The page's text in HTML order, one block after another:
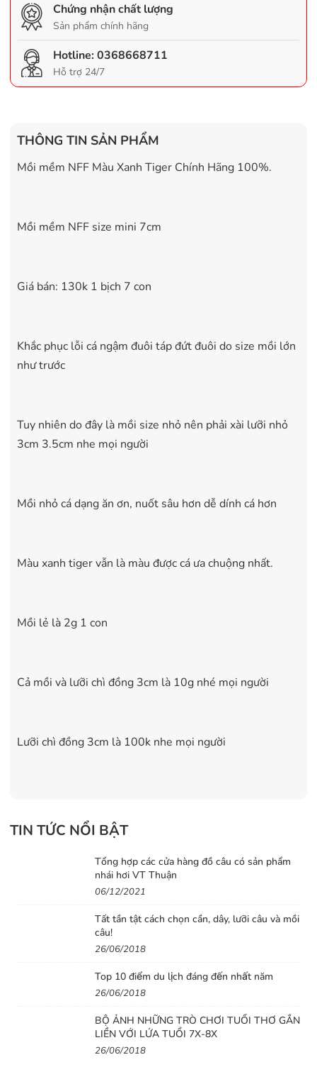
Chứng nhận chất lượng
Sản phẩm chính hãng
Hotline:0368668711
Hỗ trợ 24/7
THÔNG TIN SẢN PHẨM
Mồi mềm NFF Màu Xanh Tiger Chính Hãng 100%.
Mồi mềm NFF size mini 7cm
Giá bán: 130k 1 bịch 7 con
Khắc phục lỗi cá ngậm đuôi táp đứt đuôi do size mồi lớn
như trước
Tuy nhiên do đây là mồi size nhỏ nên phải xài lưỡi nhỏ
3cm 3.5cm nhe mọi người
Mồi nhỏ cá dạng ăn ơn, nuốt sâu hơn dễ dính cá hơn
Màu xanh tiger vẫn là màu được cá ưa chuộng nhất.
Mồi lẻ là 2g 1 con
Cả mồi và lưỡi chì đồng 3cm là 10g nhé mọi người
Lưỡi chì đồng 3cm là 100k nhe mọi người
TIN TỨC NỔI BẬT
Tổng hợp các cửa hàng đồ câu có sản phẩm
nhái hơi VT Thuận
06/12/2021
Tất tần tật cách chọn cần, dây, lưỡi câu và mồi
câu!
26/06/2018
Top 10 điểm du lịch đáng đến nhất năm
26/06/2018
BỘ ẢNH NHỮNG TRÒ CHƠI TUỔI THƠ GẮN
LIỀN VỚI LỨA TUỔI 7X-8X
26/06/2018